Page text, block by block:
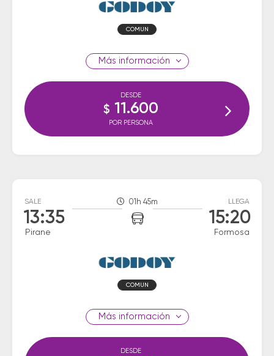
COMUN
información
DESDE
$ 11.600
POR PERSONA
SALE
13:35
Pirane
01h 45m LLEGA
15:20
Formosa
COMUN
información
DESDE